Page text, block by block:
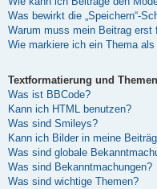
Was bewirkt die „Speichern“-
Warum muss mein Beitrag erst
Wie markiere ich ein Thema als
Textformatierung und
Was ist BBCode?
Kann ich HTML benutzen?
Was sind Smileys?
Kann ich Bilder in meine
Was sind globale
Was sind Bekanntmachungen?
Was sind wichtige Themen?